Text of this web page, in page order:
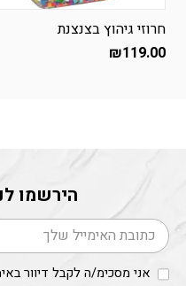
חרוזי גיהוץ בצנצנת
₪119.00
הירשמו
דוא׳׳ל
אני מסכימ/ה לקבל דיוור